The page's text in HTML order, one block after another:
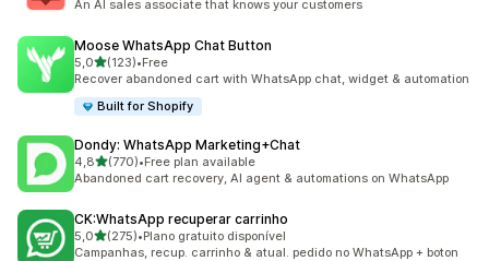
An AI sales associate that knows your customers
Moose WhatsApp Chat Button
5,0de 5 estrelas
(123)
123 total de avaliações
•Free
Recover abandoned cart with WhatsApp chat, widget & automation
Built for Shopify
Dondy: WhatsApp Marketing+Chat
4,8de 5 estrelas
(770)
770 total de avaliações
•Free plan available
Abandoned cart recovery, AI agent & automations on WhatsApp
CK:WhatsApp recuperar carrinho
5,0de 5 estrelas
(275)
275 total de avaliações
•Plano gratuito disponível
Campanhas, recup. carrinho & atual. pedido no WhatsApp + boton